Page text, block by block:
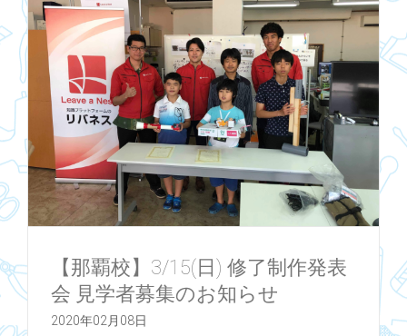
【那覇校】3/15(日) 修了制作発表
会 見学者募集のお知らせ
2020年02月08日